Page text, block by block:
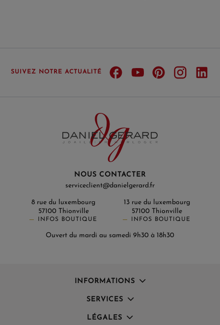
SUIVEZ NOTRE ACTUALITÉ
NOUS CONTACTER
serviceclient@danielgerard.fr
8 rue du luxembourg
57100 Thionville
INFOS BOUTIQUE
13 rue du luxembourg
57100 Thionville
INFOS BOUTIQUE
Ouvert du mardi au samedi 9h30 à 18h30
INFORMATIONS
SERVICES
LÉGALES